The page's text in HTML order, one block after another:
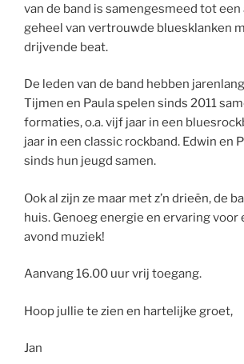
van de band is samengesmeed tot
geheel van vertrouwde bluesklanken
drijvende beat.
De leden van de band hebben
Tijmen en Paula spelen sinds 2011
formaties, o.a. vijf jaar in een
jaar in een classic rockband. Edwin en
sinds hun jeugd samen.
Ook al zijn ze maar met z’n drieën, de
huis. Genoeg energie en ervaring voor
avond muziek!
Aanvang 16.00 uur vrij toegang.
Hoop jullie te zien en hartelijke groet,
Jan